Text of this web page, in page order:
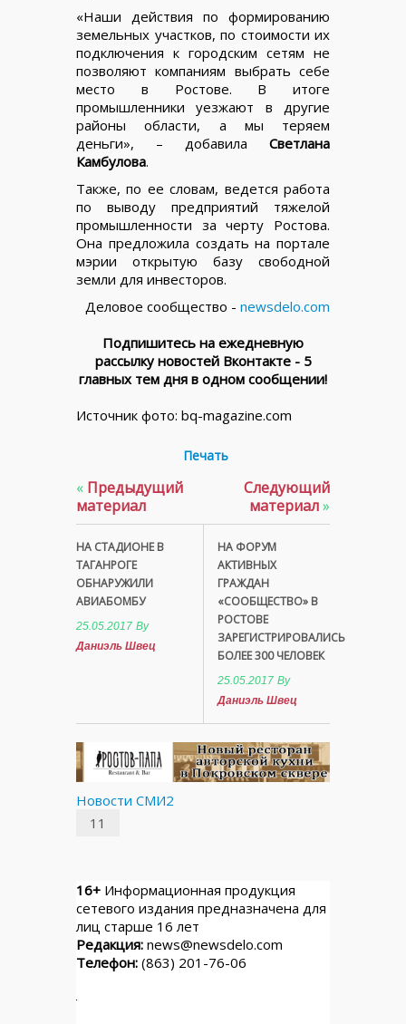
«Наши действия по формированию
земельных участков, по стоимости их
подключения к городским сетям не
позволяют компаниям выбрать себе
место в Ростове. В итоге
промышленники уезжают в другие
районы области, а мы теряем
деньги», – добавила Светлана
Камбулова.
Также, по ее словам, ведется работа
по выводу предприятий тяжелой
промышленности за черту Ростова.
Она предложила создать на портале
мэрии открытую базу свободной
земли для инвесторов.
Деловое сообщество - newsdelo.com
Подпишитесь на ежедневную
рассылку новостей Вконтакте - 5
главных тем дня в одном сообщении!
Источник фото: bq-magazine.com
Печать
« Предыдущий
материал
НА СТАДИОНЕ В
ТАГАНРОГЕ
ОБНАРУЖИЛИ
АВИАБОМБУ
25.05.2017 By
Даниэль Швец
Следующий
материал»
НА ФОРУМ
АКТИВНЫХ
ГРАЖДАН
«СООБЩЕСТВО» В
РОСТОВЕ
ЗАРЕГИСТРИРОВАЛИСЬ
БОЛЕЕ 300 ЧЕЛОВЕК
25.05.2017 By
Даниэль Швец
Новости СМИ2
11
16+ Информационная продукция
сетевого издания предназначена для
лиц старше 16 лет
Редакция: news@newsdelo.com
Телефон: (863) 201-76-06